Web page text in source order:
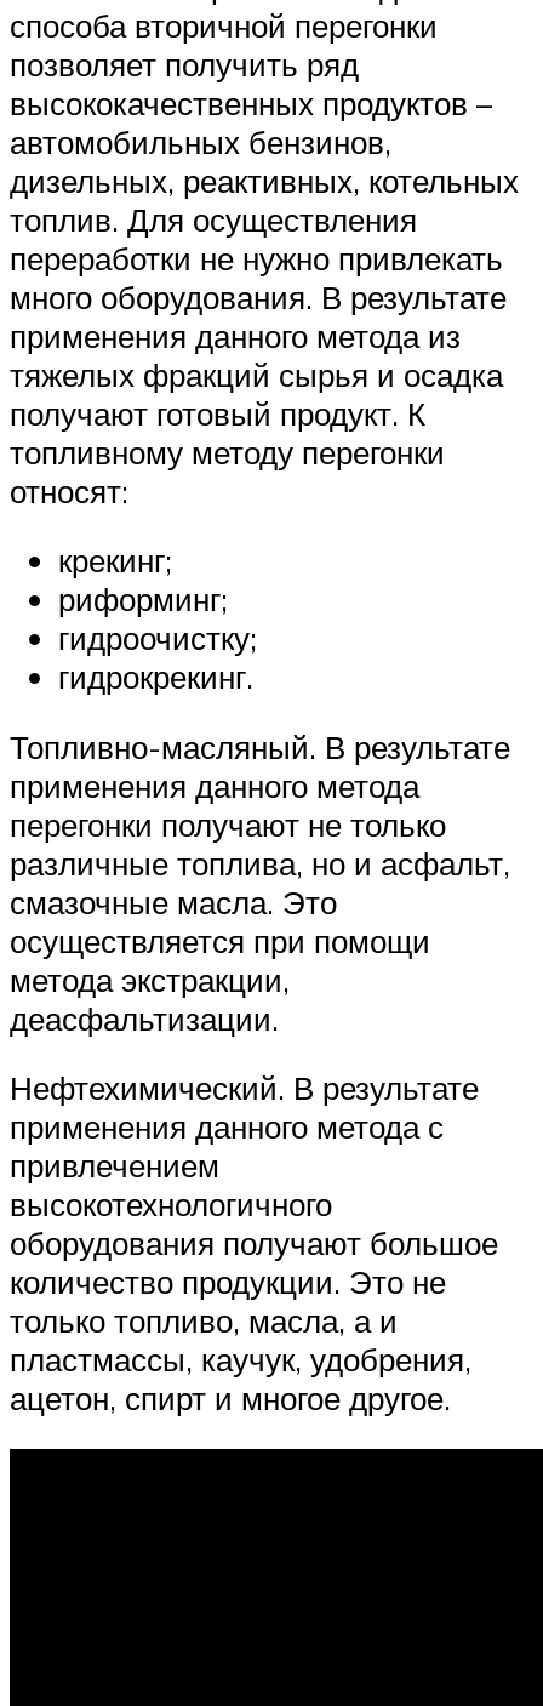
способа вторичной перегонки
позволяет получить ряд
высококачественных продуктов –
автомобильных бензинов,
дизельных, реактивных, котельных
топлив. Для осуществления
переработки не нужно привлекать
много оборудования. В результате
применения данного метода из
тяжелых фракций сырья и осадка
получают готовый продукт. К
топливному методу перегонки
относят:
крекинг;
риформинг;
гидроочистку;
гидрокрекинг.
Топливно-масляный. В результате
применения данного метода
перегонки получают не только
различные топлива, но и асфальт,
смазочные масла. Это
осуществляется при помощи
метода экстракции,
деасфальтизации.
Нефтехимический. В результате
применения данного метода с
привлечением
высокотехнологичного
оборудования получают большое
количество продукции. Это не
только топливо, масла, а и
пластмассы, каучук, удобрения,
ацетон, спирт и многое другое.